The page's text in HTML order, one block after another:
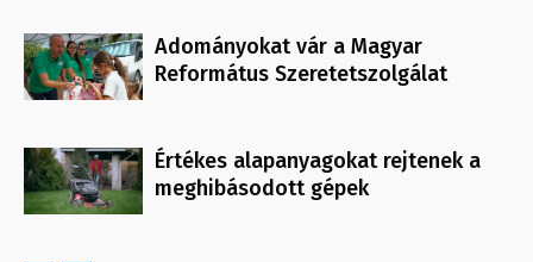
Adományokat vár a Magyar
Református Szeretetszolgálat
Értékes alapanyagokat rejtenek a
meghibásodott gépek